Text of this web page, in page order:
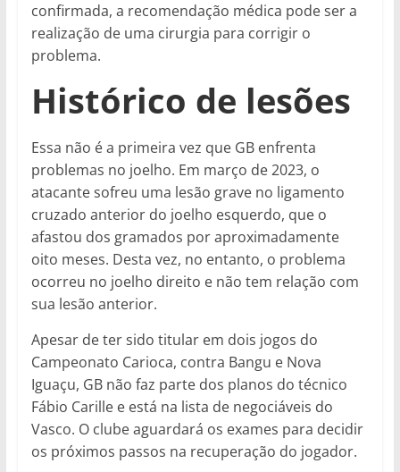
confirmada, a recomendação médica pode ser a
realização de uma cirurgia para corrigir o
problema.
Histórico de lesões
Essa não é a primeira vez que GB enfrenta
problemas no joelho. Em março de 2023, o
atacante sofreu uma lesão grave no ligamento
cruzado anterior do joelho esquerdo, que o
afastou dos gramados por aproximadamente
oito meses. Desta vez, no entanto, o problema
ocorreu no joelho direito e não tem relação com
sua lesão anterior.
Apesar de ter sido titular em dois jogos do
Campeonato Carioca, contra Bangu e Nova
Iguaçu, GB não faz parte dos planos do técnico
Fábio Carille e está na lista de negociáveis do
Vasco. O clube aguardará os exames para decidir
os próximos passos na recuperação do jogador.